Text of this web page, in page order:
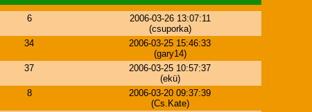
6
2006-03-26 13:07:11
(csuporka)
34
2006-03-25 15:46:33
(gary14)
37
2006-03-25 10:57:37
(ekü)
8
2006-03-20 09:37:39
(Cs.Kate)